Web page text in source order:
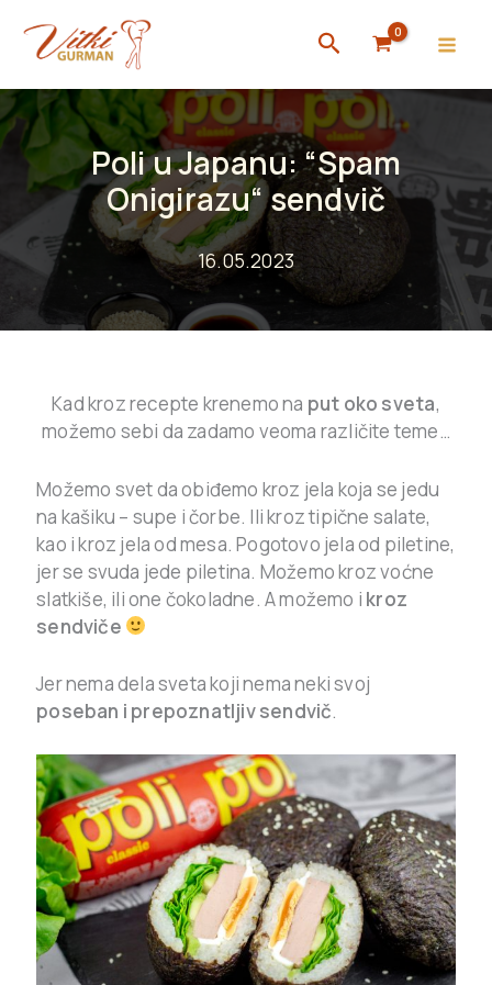
content
Search
Poli u Japanu: “Spam
Onigirazu“ sendvič
16.05.2023
Kad kroz recepte krenemo na put oko sveta,
možemo sebi da zadamo veoma različite teme…
Možemo svet da obiđemo kroz jela koja se jedu
na kašiku – supe i čorbe. Ili kroz tipične salate,
kao i kroz jela od mesa. Pogotovo jela od piletine,
jer se svuda jede piletina. Možemo kroz voćne
slatkiše, ili one čokoladne. A možemo i kroz
sendviče
Jer nema dela sveta koji nema neki svoj
poseban i prepoznatljiv sendvič.